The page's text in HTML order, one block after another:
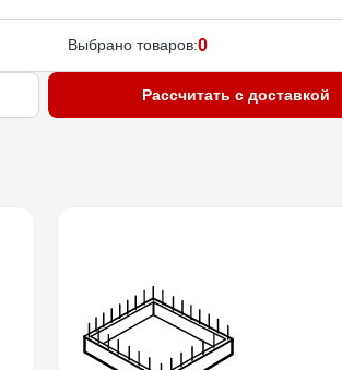
Выбрано товаров:0
Рассчитать с доставкой